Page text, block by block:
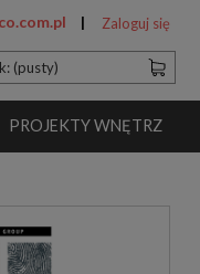
Zaloguj się
(pusty)
PROJEKTY WNĘTRZ